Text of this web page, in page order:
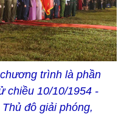
trình là phần
chiều 10/10/1954 -
đô giải phóng,